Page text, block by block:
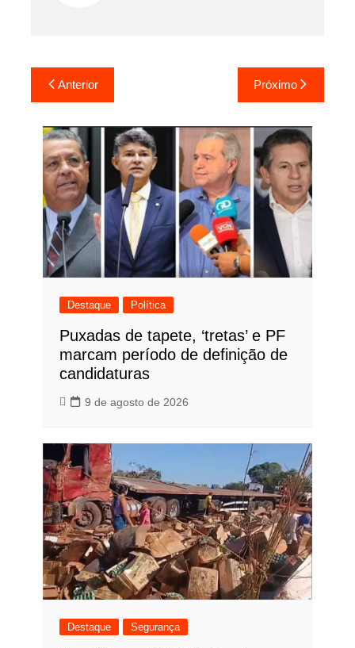
Navegação
de
Post
Anterior Próximo
Destaque Política
Puxadas de tapete, ‘tretas’ e PF
marcam período de definição de
candidaturas
9 de agosto de 2026
Destaque Segurança